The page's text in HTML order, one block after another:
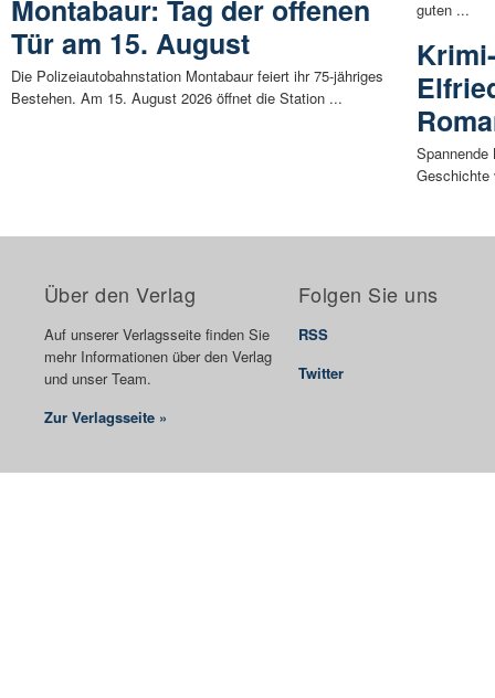
Montabaur: Tag der offenen
Tür am 15. August
Die Polizeiautobahnstation Montabaur feiert ihr 75-jähriges
Bestehen. Am 15. August 2026 öffnet die Station ...
guten ...
Geschichte
Über den Verlag
Auf unserer Verlagsseite finden Sie
mehr Informationen über den Verlag
und unser Team.
Zur Verlagsseite »
Folgen Sie uns
RSS
Twitter